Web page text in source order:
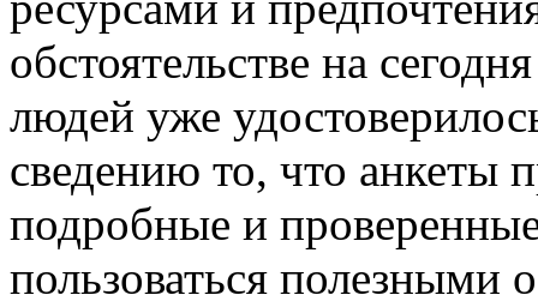
обстоятельстве на
людей уже
сведению то, что анкеты
подробные и
пользоваться